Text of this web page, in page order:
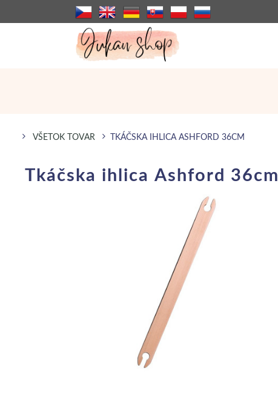
VŠETOK TOVAR TKÁČSKA IHLICA ASHFORD 36CM
Tkáčska ihlica Ashford 36cm